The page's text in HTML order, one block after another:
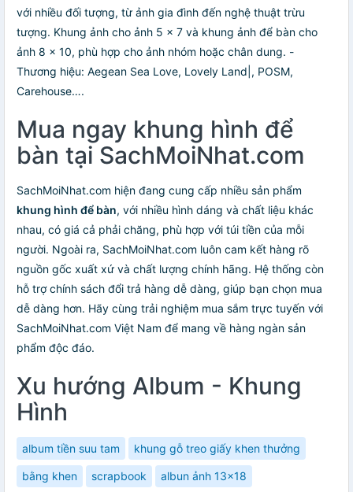
với nhiều đối tượng, từ ảnh gia đình đến nghệ thuật trừu
tượng. Khung ảnh cho ảnh 5 × 7 và khung ảnh để bàn cho
ảnh 8 × 10, phù hợp cho ảnh nhóm hoặc chân dung. -
Thương hiệu: Aegean Sea Love, Lovely Land|, POSM,
Carehouse….
Mua ngay khung hình để
bàn tại SachMoiNhat.com
SachMoiNhat.com hiện đang cung cấp nhiều sản phẩm
khung hình để bàn, với nhiều hình dáng và chất liệu khác
nhau, có giá cả phải chăng, phù hợp với túi tiền của mỗi
người. Ngoài ra, SachMoiNhat.com luôn cam kết hàng rõ
nguồn gốc xuất xứ và chất lượng chính hãng. Hệ thống còn
hỗ trợ chính sách đổi trả hàng dễ dàng, giúp bạn chọn mua
dễ dàng hơn. Hãy cùng trải nghiệm mua sắm trực tuyến với
SachMoiNhat.com Việt Nam để mang về hàng ngàn sản
phẩm độc đáo.
Xu hướng Album - Khung
Hình
album tiền suu tam khung gỗ treo giấy khen thưởng
bằng khen scrapbook albun ảnh 13x18